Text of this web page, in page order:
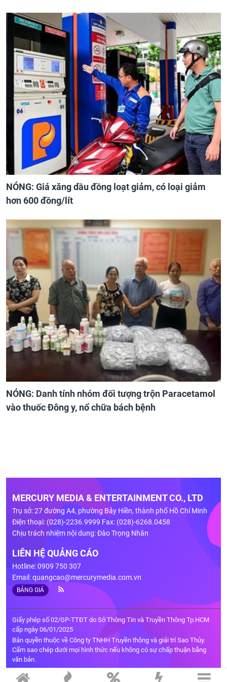
NÓNG: Giá xăng dầu đồng loạt giảm, có loại giảm
hơn 600 đồng/lít
NÓNG: Danh tính nhóm đối tượng trộn Paracetamol
vào thuốc Đông y, nổ chữa bách bệnh
MERCURY MEDIA & ENTERTAINMENT CO., LTD
Trụ sở: 27 đường A4, phường Bảy Hiền, thành phố Hồ Chí Minh
Điện thoại: (028)-2236.9999 Fax: (028)-6268.0458
Chịu trách nhiệm nội dung: Đào Trọng Nhân
LIÊN HỆ QUẢNG CÁO
Hotline: 0909 750 307
Email:quangcao@mercurymedia.com.vn
BẢNG GIÁ
Giấy phép số 02/GP-TTĐT do Sở Thông Tin và Truyền Thông Tp.HCM
cấp ngày 06/01/2025
Bản quyền thuộc về Công ty TNHH Truyền thông và giải trí Sao Thủy.
Cấm sao chép dưới mọi hình thức nếu không có sự chấp thuận bằng
văn bản.